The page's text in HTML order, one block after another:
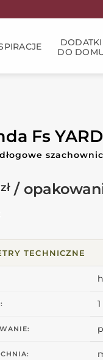
DODATKI
DO
Fs
zł
TECHNICZNE
1